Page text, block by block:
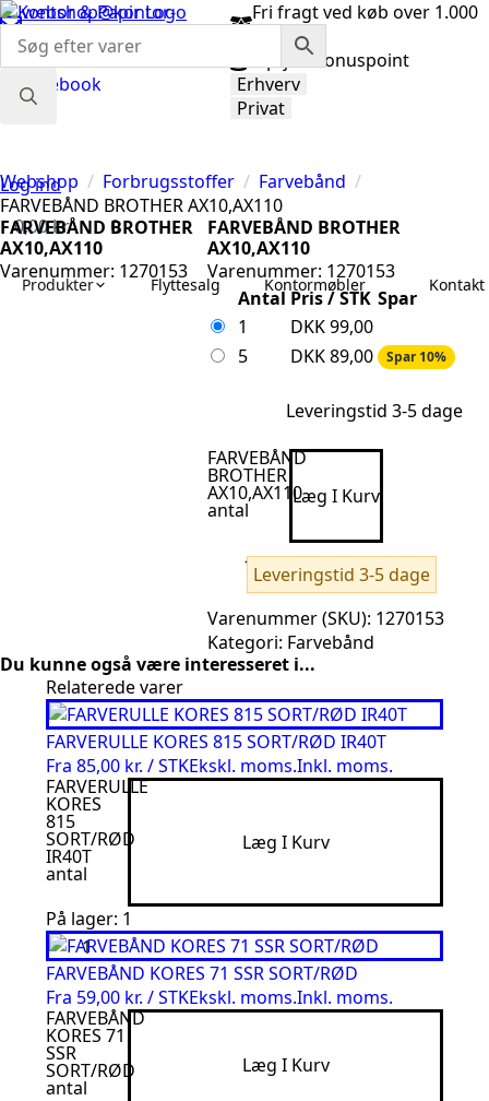
webshop@kontor-
papir.dk
98 92 33 33
Facebook
Fri fragt ved køb over 1.000
Optjen bonuspoint
Erhverv
Privat
Log ind
0,00kr. 0
Produkter Flyttesalg Kontormøbler
Webshop Forbrugsstoffer
Farvebånd
FARVEBÅND BROTHER AX10,AX110
FARVEBÅND BROTHER
AX10,AX110
Varenummer: 1270153
FARVEBÅND BROTHER
AX10,AX110
Varenummer: 1270153
AntalPris / STK Spar
1
DKK99,00
5
DKK89,00 Spar 10%
Leveringstid 3-5 dage
FARVEBÅND
BROTHER
AX10,AX110
antal
Læg I Kurv
Leveringstid 3-5 dage
Varenummer (SKU): 1270153
Kategori: Farvebånd
Du kunne også være interesseret i...
Relaterede varer
FARVERULLE KORES 815 SORT/RØD IR40T
Fra 85,00 kr. / STKEkskl. moms.Inkl. moms.
FARVERULLE
KORES
815
SORT/RØD
IR40T
antal
Læg I Kurv
På lager: 1
FARVEBÅND KORES 71 SSR SORT/RØD
Fra 59,00 kr. / STKEkskl. moms.Inkl. moms.
FARVEBÅND
KORES 71
SSR
SORT/RØD
antal
Læg I Kurv